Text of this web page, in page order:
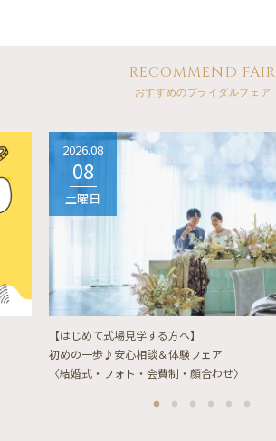
RECOMMEND FAIR
おすすめのブライダルフェア
2026.08
08
土曜日
【はじめて式場見学する方へ】
初めの一歩♪安心相談＆体験フェア
〈結婚式・フォト・会費制・顔合わせ〉